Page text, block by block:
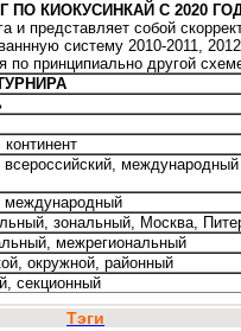
ПО КИОКУСИНКАЙ С 2020
и представляет собой
систему 2010-2011,
по принципиально другой
всероссийский, международный
международный
зональный, Москва,
межрегиональный
окружной, районный
секционный
Первенство, Спартакиада
Тэги